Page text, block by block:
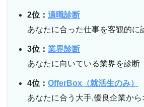
2位： 適職診断
あなたに合った仕事を客観的に
3位： 業界診断
あなたに向いている業界を診断
4位： OfferBox（就活生のみ）
あなたに合う大手,優良企業から